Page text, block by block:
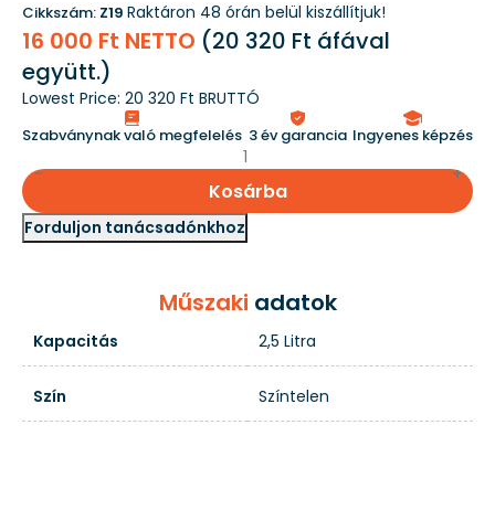
Cikkszám: Z19 Raktáron 48 órán belül kiszállítjuk!
16 000 Ft NETTO (20 320 Ft áfával
együtt.)
Lowest Price: 20 320 Ft BRUTTÓ
Szabványnak való megfelelés 3 év garancia Ingyenes képzés
Kosárba
Forduljon tanácsadónkhoz
Műszaki adatok
Kapacitás 2,5 Litra
Szín Színtelen